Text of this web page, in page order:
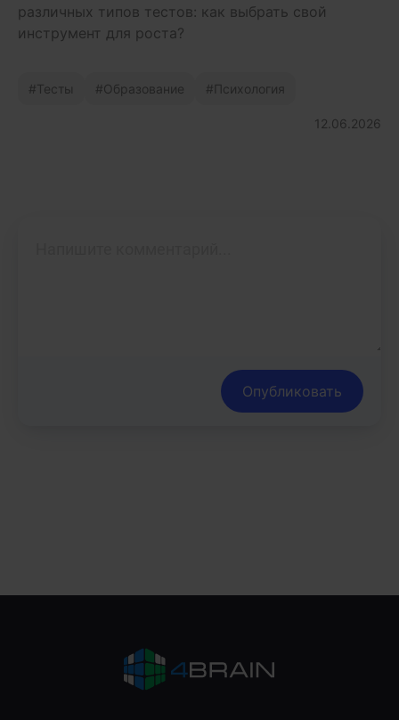
различных типов тестов: как выбрать свой
инструмент для роста?
Тесты Образование Психология
12.06.2026
Опубликовать